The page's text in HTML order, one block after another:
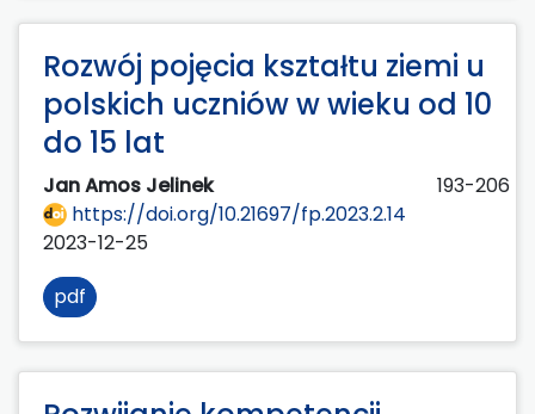
Rozwój pojęcia kształtu ziemi u
polskich uczniów w wieku od 10
do 15 lat
Jan Amos Jelinek
193-206
https://doi.org/10.21697/fp.2023.2.14
2023-12-25
pdf